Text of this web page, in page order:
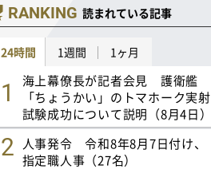
RANKING 読まれている記事
24時間 1週間 1ヶ月
海上幕僚長が記者会見 護衛艦
「ちょうかい」のトマホーク実射
試験成功について説明（8月4日）
人事発令 令和8年8月7日付け、
指定職人事（27名）